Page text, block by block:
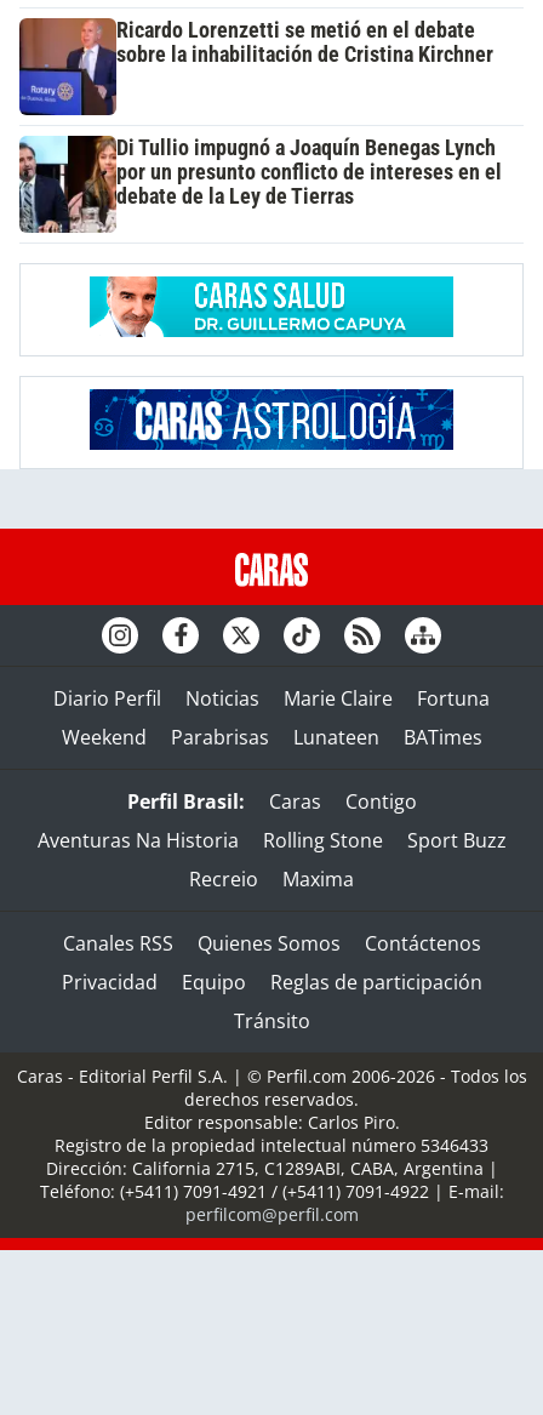
Ricardo Lorenzetti se metió en el debate
sobre la inhabilitación de Cristina Kirchner
Di Tullio impugnó a Joaquín Benegas Lynch
por un presunto conflicto de intereses en el
debate de la Ley de Tierras
Diario Perfil Noticias Marie Claire
Fortuna
Weekend
Parabrisas Lunateen BATimes
Perfil Brasil: Caras
Contigo
Aventuras Na Historia
Rolling Stone
Sport Buzz
Recreio
Maxima
Canales RSS Quienes Somos
Contáctenos
Privacidad
Equipo
Reglas de participación
Tránsito
Caras - Editorial Perfil S.A. | © Perfil.com 2006-2026 - Todos los
derechos reservados.
Editor responsable: Carlos Piro.
Registro de la propiedad intelectual número 5346433
Dirección: California 2715, C1289ABI, CABA, Argentina |
Teléfono: (+5411) 7091-4921 / (+5411) 7091-4922 | E-mail:
perfilcom@perfil.com